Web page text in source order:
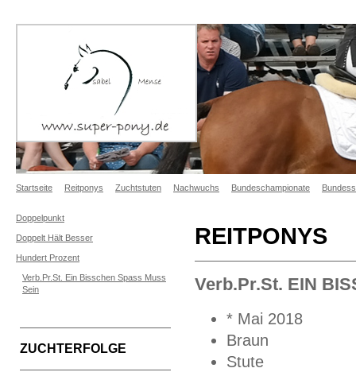
Startseite Reitponys Zuchtstuten Nachwuchs Bundeschampionate
REITPONYS
Verb.Pr.St. EIN
* Mai 2018
Braun
Stute
Doppelpunkt
Doppelt Hält Besser
Hundert Prozent
Verb.Pr.St. Ein Bisschen Spass Muss
Sein
ZUCHTERFOLGE